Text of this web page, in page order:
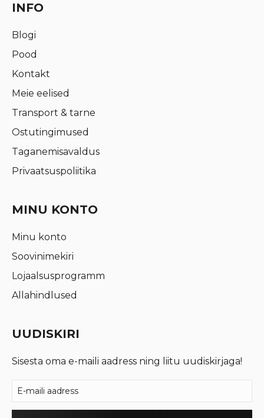
INFO
Blogi
Pood
Kontakt
Meie eelised
Transport & tarne
Ostutingimused
Taganemisavaldus
Privaatsuspoliitika
MINU KONTO
Minu konto
Soovinimekiri
Lojaalsusprogramm
Allahindlused
UUDISKIRI
Sisesta oma e-maili aadress ning liitu uudiskirjaga!